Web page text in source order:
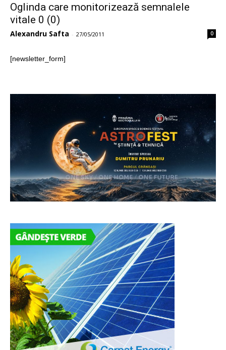
Oglinda care monitorizează semnalele
vitale 0 (0)
Alexandru Safta - 27/05/2011 0
[newsletter_form]